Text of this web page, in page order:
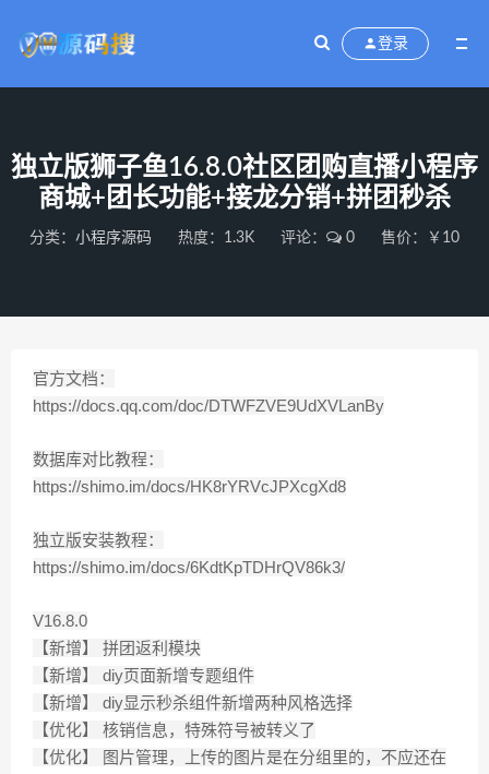
登录
独立版狮子鱼16.8.0社区团购直播小程序
商城+团长功能+接龙分销+拼团秒杀
分类： 小程序源码 热度：1.3K 评论： 0 售价：￥10
官方文档：
https://docs.qq.com/doc/DTWFZVE9UdXVLanBy
数据库对比教程：
https://shimo.im/docs/HK8rYRVcJPXcgXd8
独立版安装教程：
https://shimo.im/docs/6KdtKpTDHrQV86k3/
V16.8.0
【新增】 拼团返利模块
【新增】 diy页面新增专题组件
【新增】 diy显示秒杀组件新增两种风格选择
【优化】 核销信息，特殊符号被转义了
【优化】 图片管理，上传的图片是在分组里的，不应还在